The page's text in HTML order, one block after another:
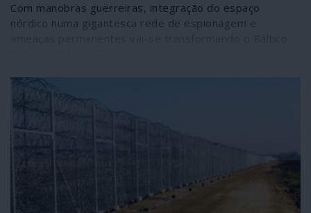
Com manobras guerreiras, integração do espaço
nórdico numa gigantesca rede de espionagem e